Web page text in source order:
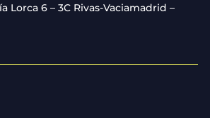
Lorca 6 – 3C Rivas-Vaciamadrid –